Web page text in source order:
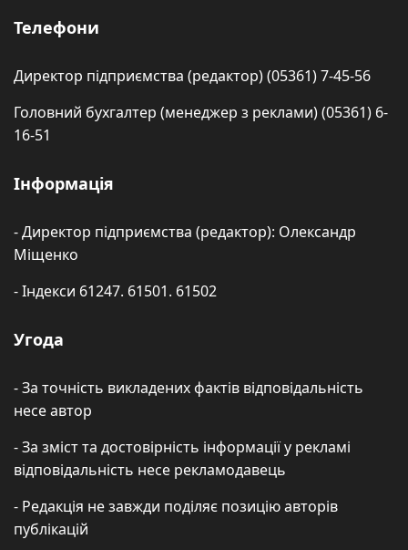
Телефони
Директор підприємства (редактор) (05361) 7-45-56
Головний бухгалтер (менеджер з реклами) (05361) 6-
16-51
Інформація
- Директор підприємства (редактор): Олександр
Міщенко
- Індекси 61247. 61501. 61502
Угода
- За точність викладених фактів відповідальність
несе автор
- За зміст та достовірність інформації у рекламі
відповідальність несе рекламодавець
- Редакція не завжди поділяє позицію авторів
публікацій